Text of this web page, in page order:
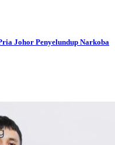
Johor Penyelundup Narkoba